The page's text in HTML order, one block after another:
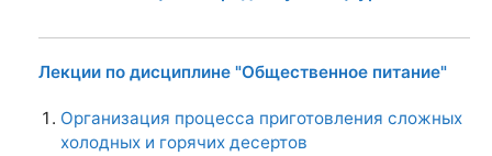
Лекции по дисциплине "Общественное питание"
Организация процесса приготовления сложных
холодных и горячих десертов